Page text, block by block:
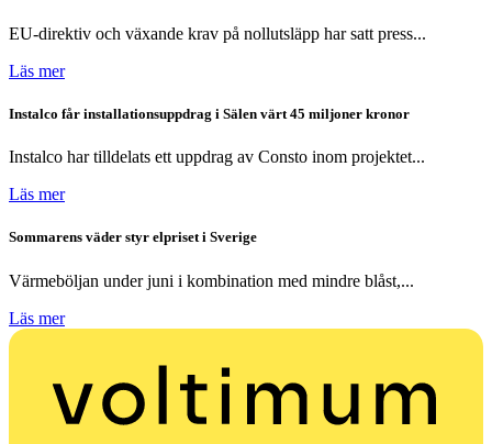
EU-direktiv och växande krav på nollutsläpp har satt press...
Läs mer
Instalco får installationsuppdrag i Sälen värt 45 miljoner kronor
Instalco har tilldelats ett uppdrag av Consto inom projektet...
Läs mer
Sommarens väder styr elpriset i Sverige
Värmeböljan under juni i kombination med mindre blåst,...
Läs mer